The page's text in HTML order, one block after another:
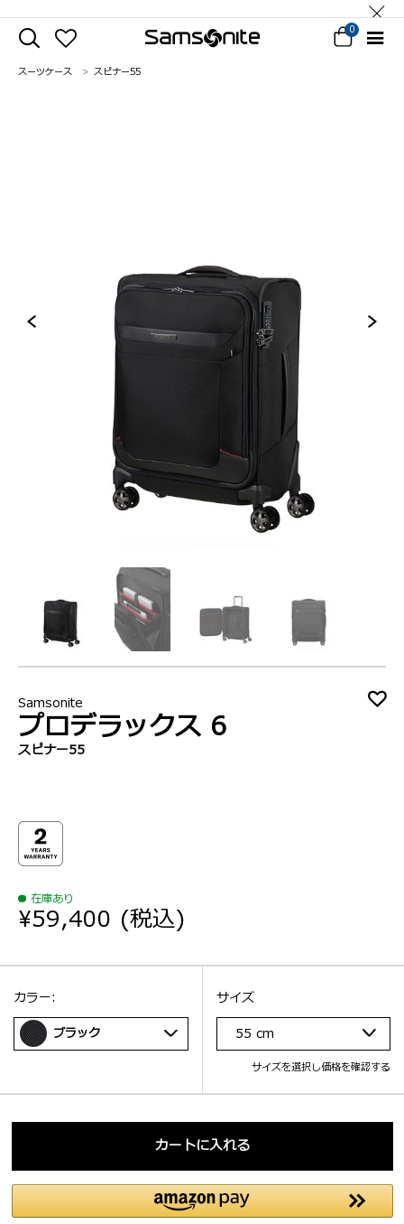
0
スーツケース スピナー55
Samsonite
プロデラックス 6
スピナー55
在庫あり
¥59,400 (税込)
サイズ
選択：
サイズ
55 cm
サイズを選択し価格を確認する
選択：
カラー:
ブラック
カートに入れる